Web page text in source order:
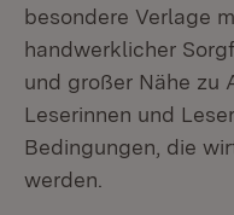
besondere Verlage
handwerklicher
und großer Nähe zu
Leserinnen und
Bedingungen, die
werden.